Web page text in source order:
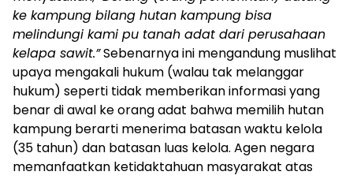
ke kampung bilang hutan kampung bisa
melindungi kami pu tanah adat dari perusahaan
kelapa sawit.”Sebenarnya ini mengandung muslihat
upaya mengakali hukum (walau tak melanggar
hukum) seperti tidak memberikan informasi yang
benar di awal ke orang adat bahwa memilih hutan
kampung berarti menerima batasan waktu kelola
(35 tahun) dan batasan luas kelola. Agen negara
memanfaatkan ketidaktahuan masyarakat atas